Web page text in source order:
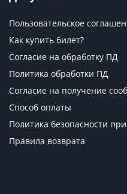
Пользовательское
Как купить билет?
Согласие на обработку ПД
Политика обработки ПД
Согласие на получение
Способ оплаты
Политика безопасности
Правила возврата